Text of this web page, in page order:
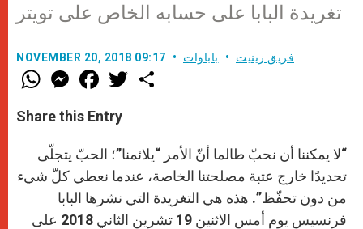
تغريدة البابا على حسابه الخاص على تويتر
NOVEMBER 20, 2018 09:17 فريق زينيت باباوات
W
h
t
s
p
p
M
e
s
e
g
e
r
F
a
e
b
o
k
w
Share this Entry
“لا يمكننا أن نحبّ طالما أنّ الأمر “يلائمنا”؛ الحبّ يتجلّى
تحديدًا خارج عتبة مصلحتنا الخاصة، عندما نعطي كلّ شيء
من دون تحفّظ”. هذه هي التغريدة التي نشرها البابا
فرنسيس يوم أمس الاثنين 19 تشرين الثاني 2018 على